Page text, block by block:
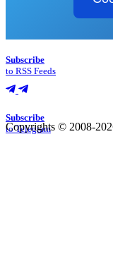
Subscribe
to RSS Feeds
Subscribe
to Telegram
Copyrights © 2008-